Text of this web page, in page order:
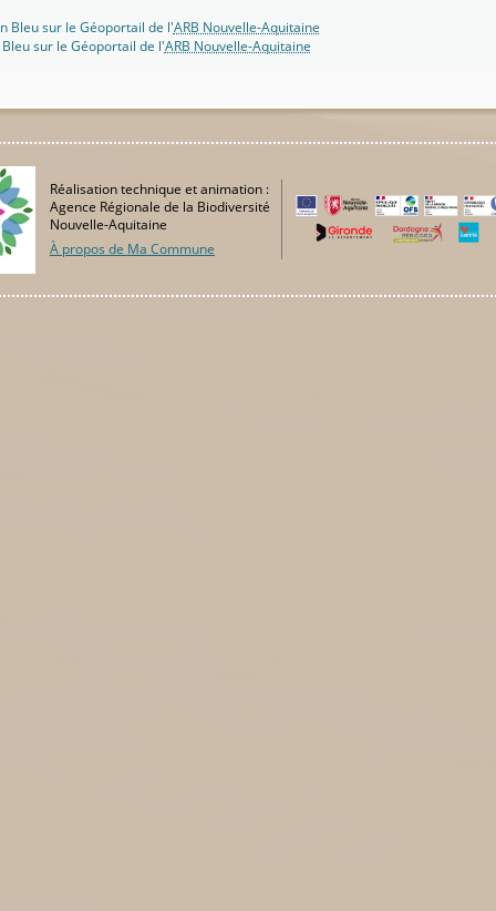
Bleu sur le Géoportail de l'ARB Nouvelle-Aquitaine
sur le Géoportail de l'ARB Nouvelle-Aquitaine
Réalisation technique et animation :
Agence Régionale de la Biodiversité
Nouvelle-Aquitaine
À propos de Ma Commune